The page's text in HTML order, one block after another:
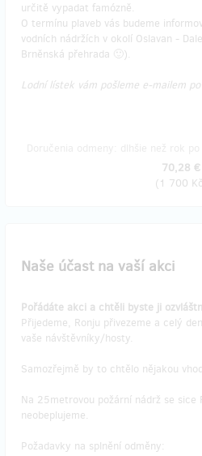
určitě vypadat famózně.
O termínu plaveb vás budeme
vodních nádržích v okolí Oslavan -
Brněnská přehrada 🙂).
Lodní lístek vám pošleme e-mailem
70,28 €
(1 700 Kč
Naše účast na vaší akci
Pořádáte akci a chtěli byste ji
Přijedeme, Ronju přivezeme a celý
vaše návštěvníky/hosty.
Samozřejmě by to chtělo nějakou
Na 25metrovou požární nádrž se sice
neobeplujeme.
Požadavky na splnění odměny: